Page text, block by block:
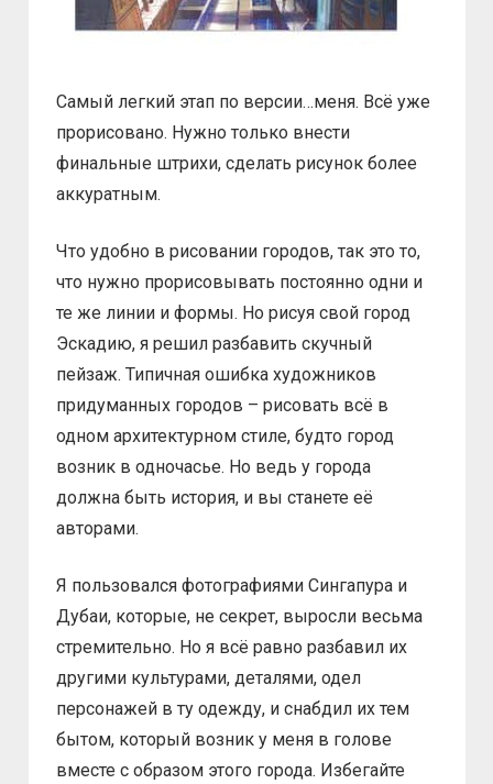
Самый легкий этап по версии…меня. Всё уже
прорисовано. Нужно только внести
финальные штрихи, сделать рисунок более
аккуратным.
Что удобно в рисовании городов, так это то,
что нужно прорисовывать постоянно одни и
те же линии и формы. Но рисуя свой город
Эскадию, я решил разбавить скучный
пейзаж. Типичная ошибка художников
придуманных городов – рисовать всё в
одном архитектурном стиле, будто город
возник в одночасье. Но ведь у города
должна быть история, и вы станете её
авторами.
Я пользовался фотографиями Сингапура и
Дубаи, которые, не секрет, выросли весьма
стремительно. Но я всё равно разбавил их
другими культурами, деталями, одел
персонажей в ту одежду, и снабдил их тем
бытом, который возник у меня в голове
вместе с образом этого города. Избегайте